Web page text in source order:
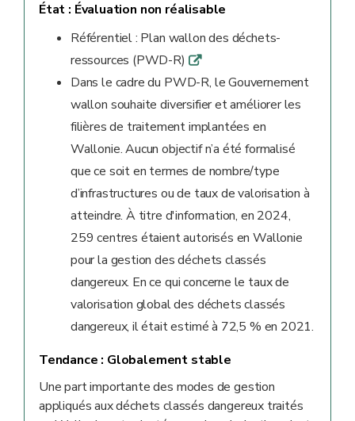
État : Évaluation non réalisable
Référentiel : Plan wallon des déchets-
ressources (PWD-R) q
Dans le cadre du PWD-R, le Gouvernement
wallon souhaite diversifier et améliorer les
filières de traitement implantées en
Wallonie. Aucun objectif n’a été formalisé
que ce soit en termes de nombre/type
d’infrastructures ou de taux de valorisation à
atteindre. À titre d'information, en 2024,
259 centres étaient autorisés en Wallonie
pour la gestion des déchets classés
dangereux. En ce qui concerne le taux de
valorisation global des déchets classés
dangereux, il était estimé à 72,5 % en 2021.
Tendance : Globalement stable
Une part importante des modes de gestion
appliqués aux déchets classés dangereux traités